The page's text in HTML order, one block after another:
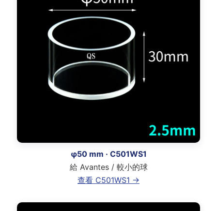
φ50 mm · C501WS1
給 Avantes / 較小的球
查看 C501WS1 →